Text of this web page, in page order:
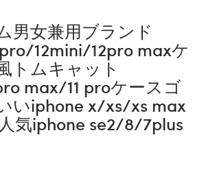
男女兼用ブランド
12mini/12pro maxケ
トムキャット
max/11 proケースゴ
いiphone x/xs/xs max
気iphone se2/8/7plus